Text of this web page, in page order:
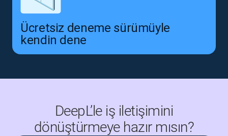
Ücretsiz deneme sürümüyle
kendin dene
DeepL’le iş iletişimini
dönüştürmeye hazır mısın?